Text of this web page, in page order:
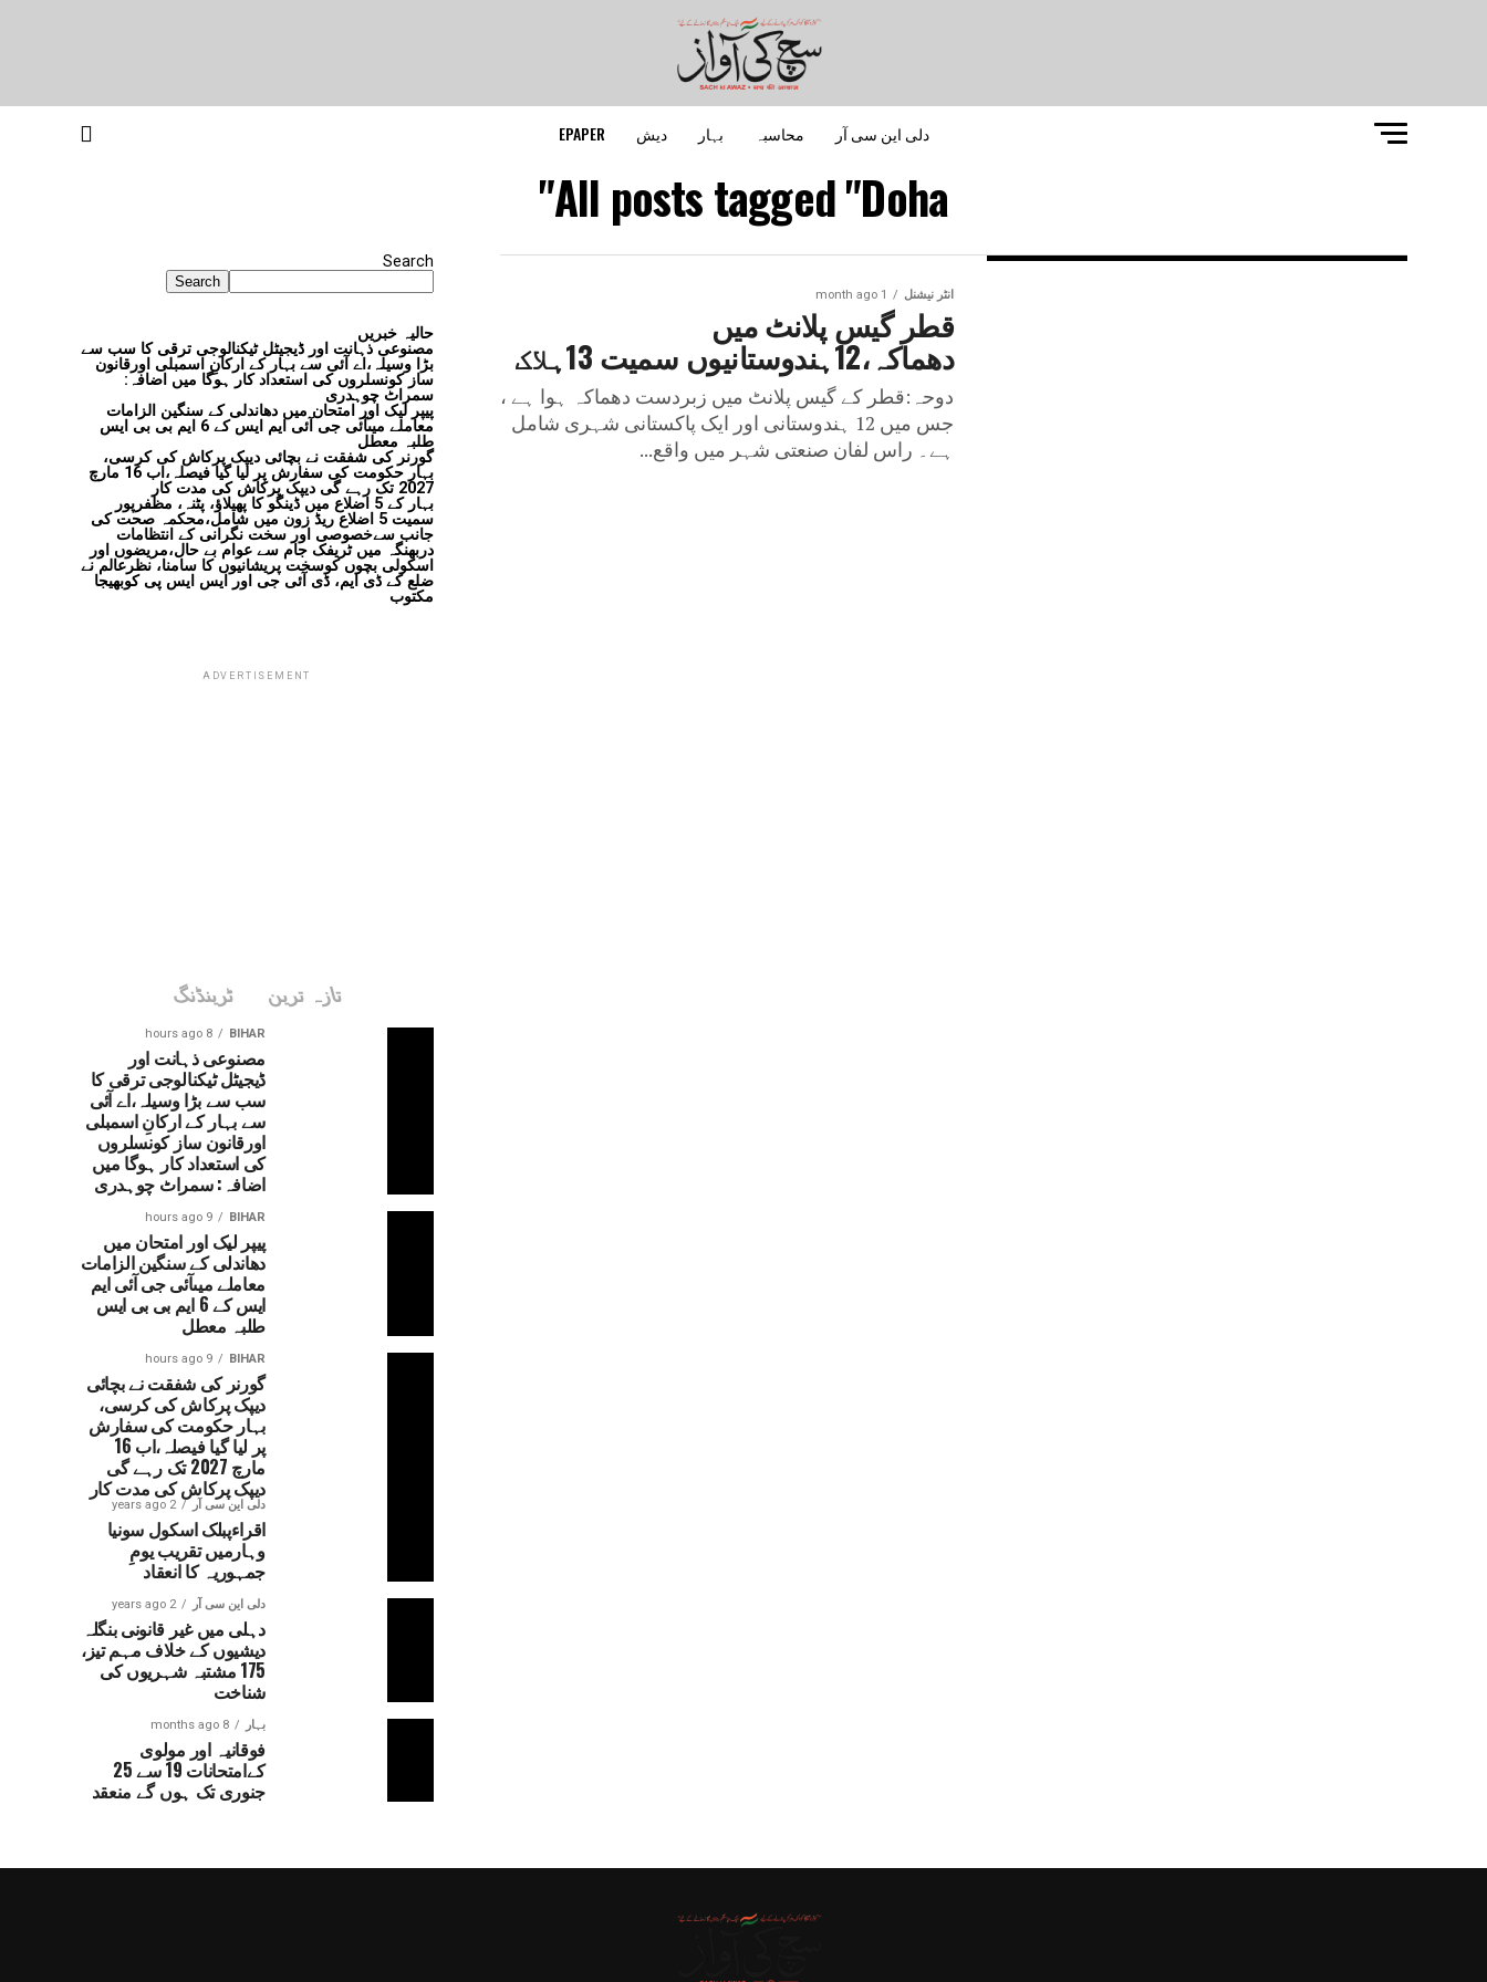
دلی این سی آر محاسبہ بہار دیش EPAPER
All posts tagged "Doha"
انٹر نیشنل 1 month ago
قطر گیس پلانٹ میں
دھماکہ،12ہندوستانیوں سمیت 13ہلاک
دوحہ:قطر کے گیس پلانٹ میں زبردست دھماکہ ہوا ہے ،
جس میں 12 ہندوستانی اور ایک پاکستانی شہری شامل
ہے۔ راس لفان صنعتی شہر میں واقع...
Search
Search
حالیہ خبریں
مصنوعی ذہانت اور ڈیجیٹل ٹیکنالوجی ترقی کا سب سے
بڑا وسیلہ،اے آئی سے بہار کے ارکانِ اسمبلی اورقانون
ساز کونسلروں کی استعداد کار ہوگا میں اضافہ:
سمراٹ چوہدری
پیپر لیک اور امتحان میں دھاندلی کے سنگین الزامات
معاملے میںآئی جی آئی ایم ایس کے 6 ایم بی بی ایس
طلبہ معطل
گورنر کی شفقت نے بچائی دیپک پرکاش کی کرسی،
بہار حکومت کی سفارش پر لیا گیا فیصلہ،اب 16 مارچ
2027 تک رہے گی دیپک پرکاش کی مدت کار
بہار کے 5 اضلاع میں ڈینگو کا پھیلاؤ، پٹنہ، مظفرپور
سمیت 5 اضلاع ریڈ زون میں شامل،محکمہ صحت کی
جانب سےخصوصی اور سخت نگرانی کے انتظامات
دربھنگہ میں ٹریفک جام سے عوام بے حال،مریضوں اور
اسکولی بچوں کوسخت پریشانیوں کا سامنا، نظرعالم نے
ضلع کے ڈی ایم، ڈی آئی جی اور ایس ایس پی کوبھیجا
مکتوب
ADVERTISEMENT
تازہ ترین ٹرینڈنگ
BIHAR
8 hours ago
مصنوعی ذہانت اور
ڈیجیٹل ٹیکنالوجی ترقی کا
سب سے بڑا وسیلہ،اے آئی
سے بہار کے ارکانِ اسمبلی
اورقانون ساز کونسلروں
کی استعداد کار ہوگا میں
اضافہ: سمراٹ چوہدری
BIHAR
9 hours ago
پیپر لیک اور امتحان میں
دھاندلی کے سنگین الزامات
معاملے میںآئی جی آئی ایم
ایس کے 6 ایم بی بی ایس
طلبہ معطل
BIHAR
9 hours ago
گورنر کی شفقت نے بچائی
دیپک پرکاش کی کرسی،
بہار حکومت کی سفارش
پر لیا گیا فیصلہ،اب 16
مارچ 2027 تک رہے گی
دیپک پرکاش کی مدت کار
دلی این سی آر 2 years ago
اقراءپبلک اسکول سونیا
وہارمیں تقریب یومِ
جمہوریہ کا انعقاد
دلی این سی آر 2 years ago
دہلی میں غیر قانونی بنگلہ
دیشیوں کے خلاف مہم تیز،
175 مشتبہ شہریوں کی
شناخت
بہار 8 months ago
فوقانیہ اور مولوی
کےامتحانات 19 سے 25
جنوری تک ہوں گے منعقد